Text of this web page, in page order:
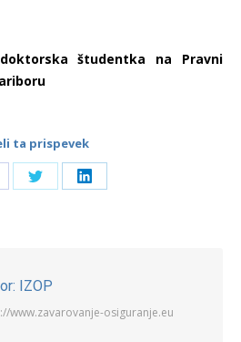
študentka na Pravni
ta prispevek
Share Share
IZOP
www.zavarovanje-osiguranje.eu